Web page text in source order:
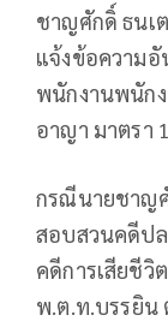
ชาญศักดิ์ ธนเ
แจ้งข้อความอั
พนักงานพนัก
อาญา มาตรา
กรณีนายชาญ
สอบสวนคดีป
คดีการเสียชีวิ
พ.ต.ท.บรรยิน